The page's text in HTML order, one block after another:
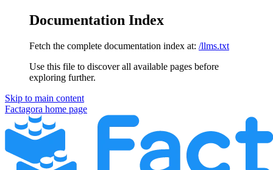
Documentation Index
Fetch the complete documentation index at: /llms.txt
Use this file to discover all available pages before
exploring further.
Skip to main content
Factagora home page